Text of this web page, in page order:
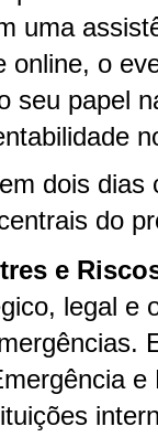
uma
online, o
seu papel
dois dias
do
e
legal e
e